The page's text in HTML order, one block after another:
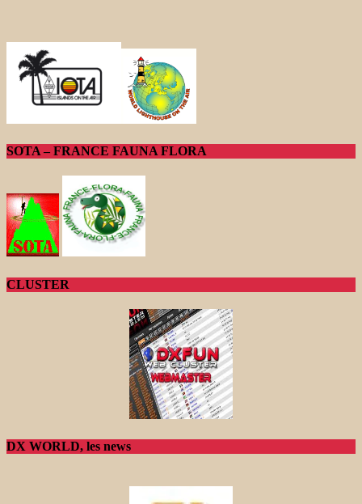
SOTA – FRANCE FAUNA FLORA
CLUSTER
DX WORLD, les news